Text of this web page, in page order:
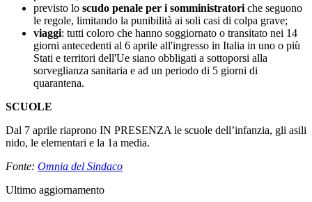
previsto lo scudo penale per i somministratori che seguono
le regole, limitando la punibilità ai soli casi di colpa grave;
viaggi: tutti coloro che hanno soggiornato o transitato nei 14
giorni antecedenti al 6 aprile all'ingresso in Italia in uno o più
Stati e territori dell'Ue siano obbligati a sottoporsi alla
sorveglianza sanitaria e ad un periodo di 5 giorni di
quarantena.
SCUOLE
Dal 7 aprile riaprono IN PRESENZA le scuole dell’infanzia, gli asili
nido, le elementari e la 1a media.
Fonte: Omnia del Sindaco
Ultimo aggiornamento